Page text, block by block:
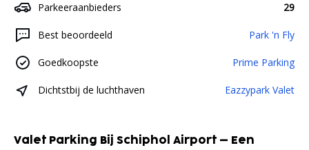
Parkeeraanbieders 29
Best beoordeeld Park 'n Fly
Goedkoopste Prime Parking
Dichtstbij de luchthaven Eazzypark Valet
Valet Parking Bij Schiphol Airport – Een